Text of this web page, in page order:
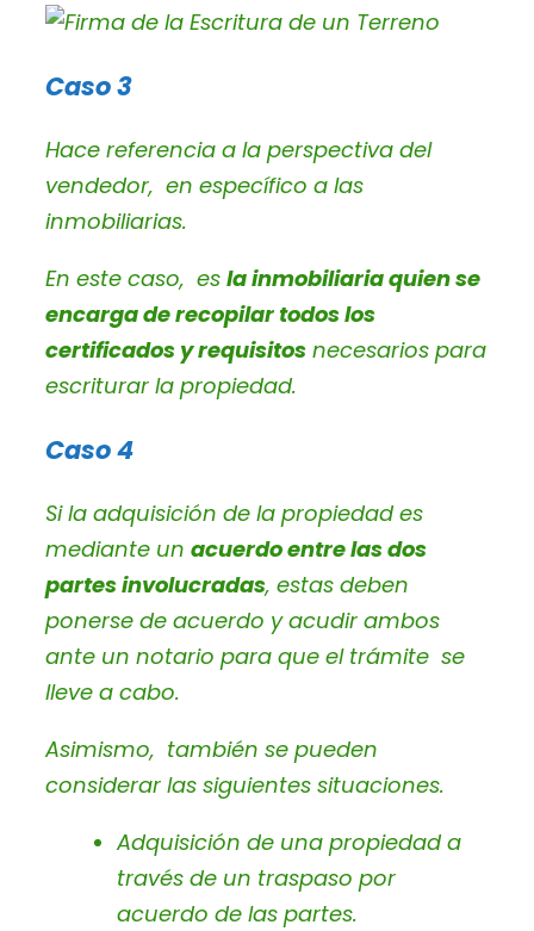
Caso 3
Hace referencia a la perspectiva del
vendedor, en específico a las
inmobiliarias.
En este caso, es la inmobiliaria quien se
encarga de recopilar todos los
certificados y requisitos necesarios para
escriturar la propiedad.
Caso 4
Si la adquisición de la propiedad es
mediante un acuerdo entre las dos
partes involucradas, estas deben
ponerse de acuerdo y acudir ambos
ante un notario para que el trámite se
lleve a cabo.
Asimismo, también se pueden
considerar las siguientes situaciones.
Adquisición de una propiedad a
través de un traspaso por
acuerdo de las partes.